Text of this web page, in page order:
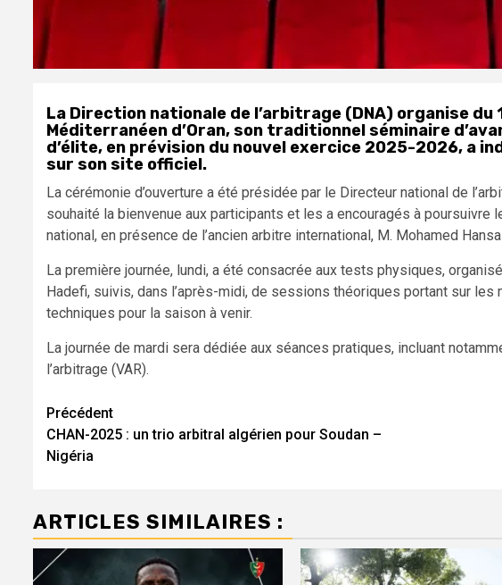
La Direction nationale de l’arbitrage (DNA) organise du
Méditerranéen d’Oran, son traditionnel séminaire
d’élite, en prévision du nouvel exercice 2025-2026, a
sur son site officiel.
La cérémonie d’ouverture a été présidée par le Directeur national de
souhaité la bienvenue aux participants et les a encouragés à poursuivre
national, en présence de l’ancien arbitre international, M. Mohamed
La première journée, lundi, a été consacrée aux tests physiques,
Hadefi, suivis, dans l’après-midi, de sessions théoriques portant sur
techniques pour la saison à venir.
La journée de mardi sera dédiée aux séances pratiques, incluant
l’arbitrage (VAR).
Navigation
d’article
Précédent
CHAN-2025 : un trio arbitral algérien pour Soudan –
Nigéria
ARTICLES SIMILAIRES :